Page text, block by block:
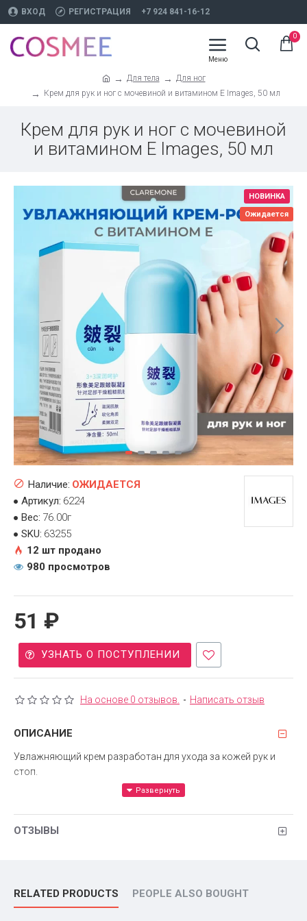
ВХОД РЕГИСТРАЦИЯ +7 924 841-16-12
0
Для тела
Для ног
Крем для рук и ног с мочевиной и витамином Е Images, 50 мл
Крем для рук и ног с мочевиной
и витамином Е Images, 50 мл
НОВИНКА
Ожидается
На основе 0 отзывов. - Написать отзыв
51 ₽
Наличие: ОЖИДАЕТСЯ
Артикул: 6224
Вес: 76.00г
SKU: 63255
12 шт продано
980 просмотров
УЗНАТЬ О ПОСТУПЛЕНИИ
ОПИСАНИЕ
Увлажняющий крем разработан для ухода за кожей рук и
стоп.
распределять крем.
спасает от сухости и обезвоженности, оказывает
омолаживающий эффект
ОТЗЫВЫ
RELATED PRODUCTS PEOPLE ALSO BOUGHT